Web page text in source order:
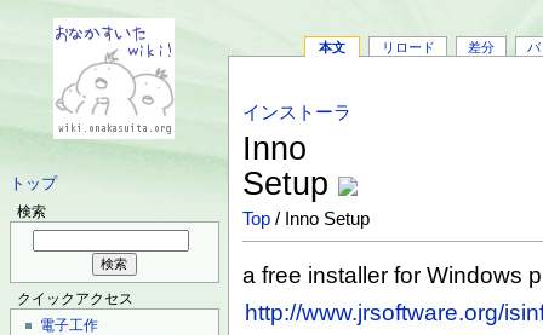
トップ
検索
クイックアクセス
電子工作
本文 リロード 差分 バ
インストーラ
Inno
Setup
Top / Inno Setup
a free installer for Windows
http://www.jrsoftware.org/